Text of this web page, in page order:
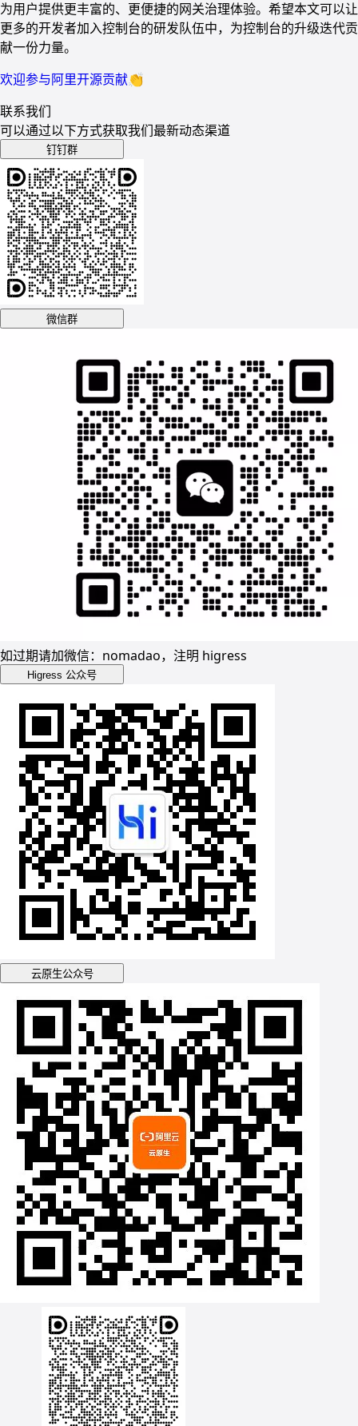
为用户提供更丰富的、更便捷的网关治理体验。希望本文可以让
更多的开发者加入控制台的研发队伍中，为控制台的升级迭代贡
献一份力量。
欢迎参与阿里开源贡献👏
联系我们
可以通过以下方式获取我们最新动态渠道
钉钉群
微信群
如过期请加微信：nomadao，注明 higress
Higress 公众号
云原生公众号